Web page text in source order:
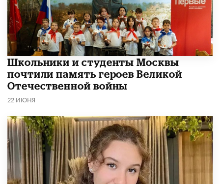
Школьники и студенты Москвы
почтили память героев Великой
Отечественной войны
22 ИЮНЯ